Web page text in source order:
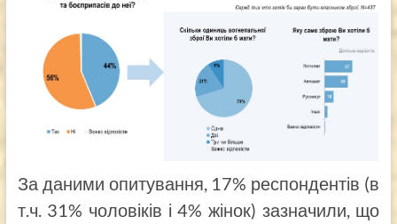
За даними опитування, 17% респондентів (в
т.ч. 31% чоловіків і 4% жінок) зазначили, що